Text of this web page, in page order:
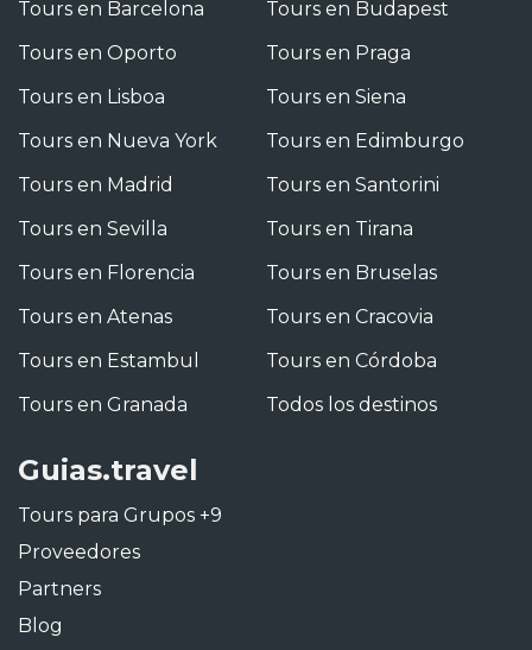
Tours en Barcelona
Tours en Oporto
Tours en Lisboa
Tours en Nueva York
Tours en Madrid
Tours en Sevilla
Tours en Florencia
Tours en Atenas
Tours en Estambul
Tours en Granada
Tours en Budapest
Tours en Praga
Tours en Siena
Tours en Edimburgo
Tours en Santorini
Tours en Tirana
Tours en Bruselas
Tours en Cracovia
Tours en Córdoba
Todos los destinos
Guias.travel
Tours para Grupos +9
Proveedores
Partners
Blog